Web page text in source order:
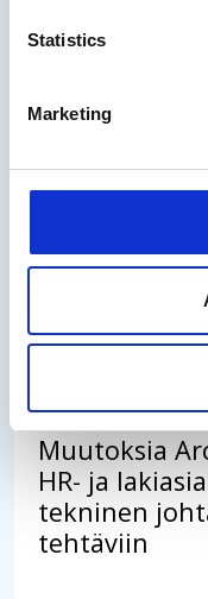
Statistics
Marketing
Arctia on
päivittämisestä,
Muutoksia
HR- ja
tekninen
tehtäviin